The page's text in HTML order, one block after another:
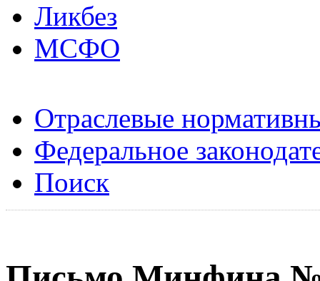
Ликбез
МСФО
Отраслевые
Федеральное
Поиск